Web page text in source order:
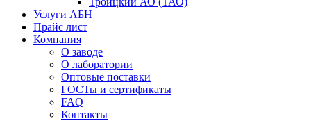
Услуги АБН
Прайс лист
Компания
О заводе
О лаборатории
Оптовые поставки
ГОСТы и сертификаты
FAQ
Контакты